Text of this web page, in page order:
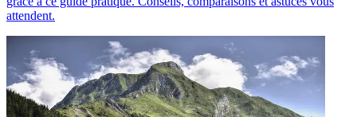
attendent.